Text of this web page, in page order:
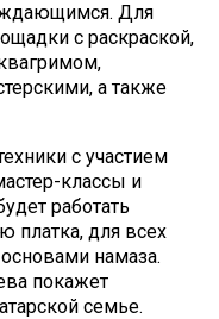
Для
с раскраской,
а также
с участием
классы и
работать
платка, для всех
намаза.
покажет
семье.